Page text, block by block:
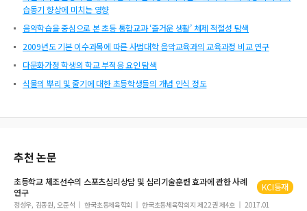
습동기 향상에 미치는 영향
음악학습을 중심으로 본 초등 통합교과 ‘즐거운 생활’ 체제 적절성 탐색
2009년도 기본 이수과목에 따른 사범대학 음악교육과의 교육과정 비교 연구
다문화가정 학생의 학교 부적응 요인 탐색
식물의 뿌리 및 줄기에 대한 초등학생들의 개념 인식 정도
추천 논문
초등학교체조선수의 스포츠심리상담 및 심리기술훈련 효과에 관한 사례
연구
KCI등재
정성우, 김종원, 오준석 한국초등체육학회 한국초등체육학회지 제22권 제4호 2017.01